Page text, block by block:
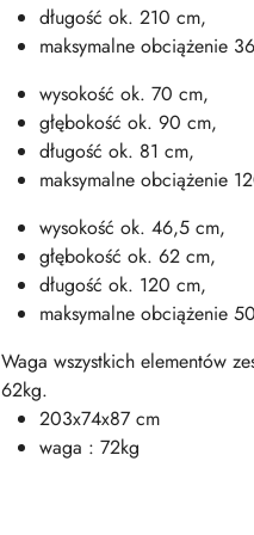
długość ok. 210 cm,
maksymalne obciążenie
wysokość ok. 70 cm,
głębokość ok. 90 cm,
długość ok. 81 cm,
maksymalne obciążenie
wysokość ok. 46,5 cm,
głębokość ok. 62 cm,
długość ok. 120 cm,
maksymalne obciążenie
Waga wszystkich elementów
62kg.
203x74x87 cm
waga : 72kg